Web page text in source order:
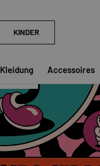
Kleidung Accessoires